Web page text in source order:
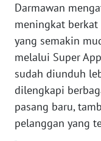
Darmawan
meningkat
yang semakin
melalui Super
sudah diunduh
dilengkapi
pasang baru,
pelanggan yang
WN
RIAU
WN
SERAMBI
JAMBI